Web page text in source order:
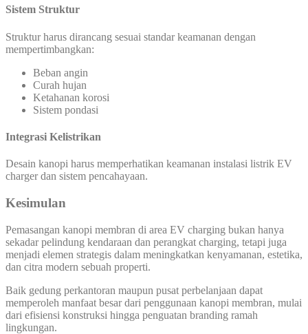
Sistem Struktur
Struktur harus dirancang sesuai standar keamanan dengan
mempertimbangkan:
Beban angin
Curah hujan
Ketahanan korosi
Sistem pondasi
Integrasi Kelistrikan
Desain kanopi harus memperhatikan keamanan instalasi listrik EV
charger dan sistem pencahayaan.
Kesimulan
Pemasangan kanopi membran di area EV charging bukan hanya
sekadar pelindung kendaraan dan perangkat charging, tetapi juga
menjadi elemen strategis dalam meningkatkan kenyamanan, estetika,
dan citra modern sebuah properti.
Baik gedung perkantoran maupun pusat perbelanjaan dapat
memperoleh manfaat besar dari penggunaan kanopi membran, mulai
dari efisiensi konstruksi hingga penguatan branding ramah
lingkungan.